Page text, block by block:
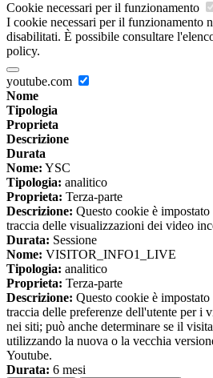
Cookie necessari per il funzionamento
I cookie necessari per il funzionamento
disabilitati. È possibile consultare
policy.
youtube.com
Nome
Tipologia
Proprieta
Descrizione
Durata
Nome: YSC
Tipologia: analitico
Proprieta: Terza-parte
Descrizione: Questo cookie è
traccia delle visualizzazioni dei video
Durata: Sessione
Nome: VISITOR_INFO1_LIVE
Tipologia: analitico
Proprieta: Terza-parte
Descrizione: Questo cookie è
traccia delle preferenze dell'utente per i
nei siti; può anche determinare se il
utilizzando la nuova o la vecchia
Youtube.
Durata: 6 mesi